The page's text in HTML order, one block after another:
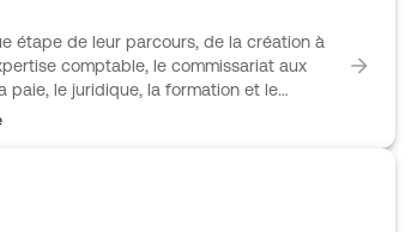
étape de leur parcours, de la création à
comptable, le commissariat aux
paie, le juridique, la formation et le
sur une équipe pluridisciplinaire
de proximité, fondé sur